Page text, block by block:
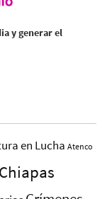
y generar el
en Lucha Atenco
Chiapas